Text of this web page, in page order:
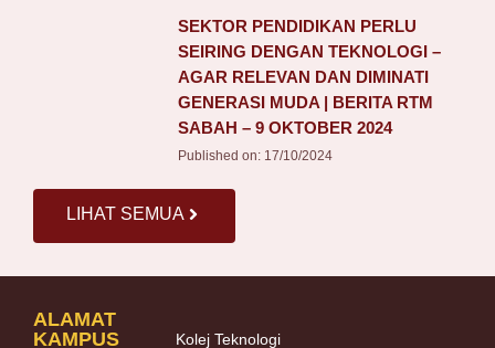
SEKTOR PENDIDIKAN PERLU
SEIRING DENGAN TEKNOLOGI –
AGAR RELEVAN DAN DIMINATI
GENERASI MUDA | BERITA RTM
SABAH – 9 OKTOBER 2024
Published on: 17/10/2024
LIHAT SEMUA
ALAMAT
KAMPUS
Kolej Teknologi